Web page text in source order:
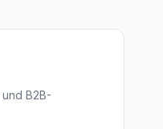
B2B-